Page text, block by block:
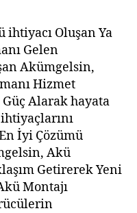
ihtiyacı Oluşan Ya
Gelen
Akümgelsin,
Hizmet
Alarak hayata
İyi Çözümü
Akü
Getirerek Yeni
Montajı